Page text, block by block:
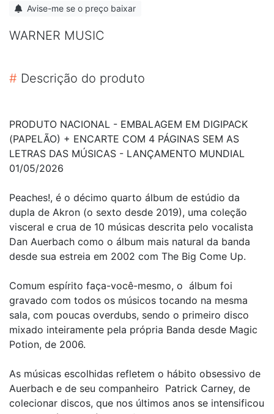
Avise-me se o preço baixar
WARNER MUSIC
# Descrição do produto
PRODUTO NACIONAL - EMBALAGEM EM DIGIPACK
(PAPELÃO) + ENCARTE COM 4 PÁGINAS SEM AS
LETRAS DAS MÚSICAS - LANÇAMENTO MUNDIAL
01/05/2026
Peaches!, é o décimo quarto álbum de estúdio da
dupla de Akron (o sexto desde 2019), uma coleção
visceral e crua de 10 músicas descrita pelo vocalista
Dan Auerbach como o álbum mais natural da banda
desde sua estreia em 2002 com The Big Come Up.
Comum espírito faça-você-mesmo, o álbum foi
gravado com todos os músicos tocando na mesma
sala, com poucas overdubs, sendo o primeiro disco
mixado inteiramente pela própria Banda desde Magic
Potion, de 2006.
As músicas escolhidas refletem o hábito obsessivo de
Auerbach e de seu companheiro Patrick Carney, de
colecionar discos, que nos últimos anos se intensificou